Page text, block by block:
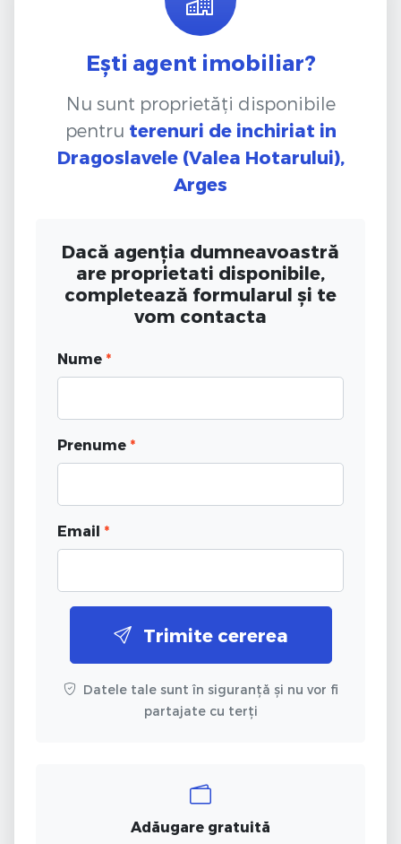
Ești agent imobiliar?
Nu sunt proprietăți disponibile
pentru terenuri de inchiriat in
Dragoslavele (Valea Hotarului),
Arges
Dacă agenția dumneavoastră
are proprietati disponibile,
completează formularul și te
vom contacta
Nume *
Prenume *
Email *
Trimite cererea
Datele tale sunt în siguranță și nu vor fi
partajate cu terți
Adăugare gratuită